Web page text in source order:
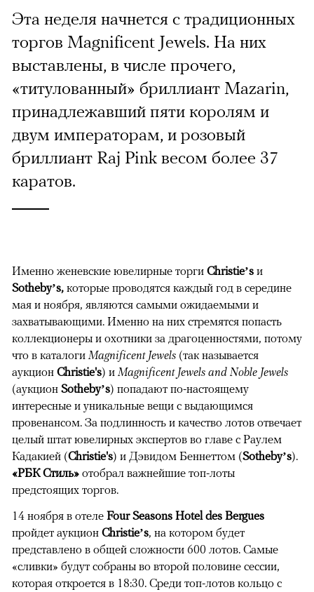
Эта неделя начнется с традиционных
торгов Magnificent Jewels. На них
выставлены, в числе прочего,
«титулованный» бриллиант Mazarin,
принадлежавший пяти королям и
двум императорам, и розовый
бриллиант Raj Pink весом более 37
каратов.
Именно женевские ювелирные торги Christie’s и
Sotheby’s, которые проводятся каждый год в середине
мая и ноября, являются самыми ожидаемыми и
захватывающими. Именно на них стремятся попасть
коллекционеры и охотники за драгоценностями, потому
что в каталоги Magnificent Jewels (так называется
аукцион Christie's) и Magnificent Jewels and Noble Jewels
(аукцион Sotheby’s) попадают по-настоящему
интересные и уникальные вещи с выдающимся
провенансом. За подлинность и качество лотов отвечает
целый штат ювелирных экспертов во главе с Раулем
Кадакией (Christie's) и Дэвидом Беннеттом (Sotheby’s).
«РБК Стиль» отобрал важнейшие топ-лоты
предстоящих торгов.
14 ноября в отеле Four Seasons Hotel des Bergues
пройдет аукцион Christie’s, на котором будет
представлено в общей сложности 600 лотов. Самые
«сливки» будут собраны во второй половине сессии,
которая откроется в 18:30. Среди топ-лотов кольцо с